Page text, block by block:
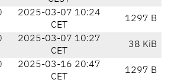
2025-03-07 10:24
CET
1297 B
2025-03-07 10:27
CET
38 KiB
2025-03-16 20:47
CET
1297 B